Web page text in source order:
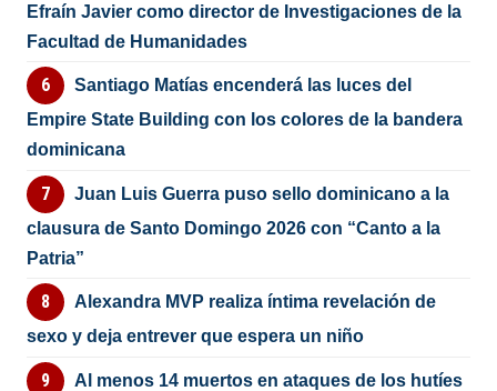
Efraín Javier como director de Investigaciones de la
Facultad de Humanidades
Santiago Matías encenderá las luces del
Empire State Building con los colores de la bandera
dominicana
Juan Luis Guerra puso sello dominicano a la
clausura de Santo Domingo 2026 con “Canto a la
Patria”
Alexandra MVP realiza íntima revelación de
sexo y deja entrever que espera un niño
Al menos 14 muertos en ataques de los hutíes